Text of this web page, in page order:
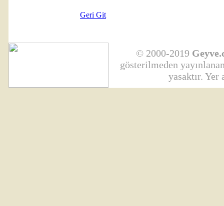
Geri Git
© 2000-2019
gösterilmeden
yasaktır.